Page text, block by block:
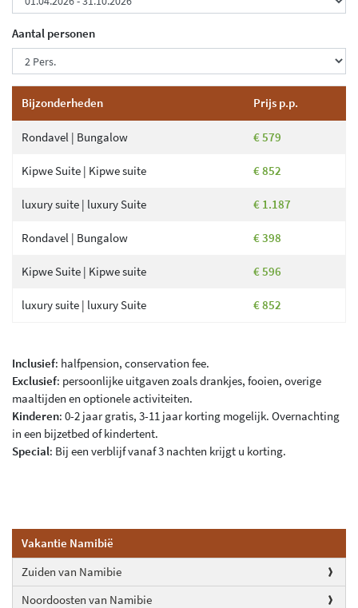
Vakantie Namibië
Zuiden van Namibie
Noordoosten van Namibie
Aantal personen
Bijzonderheden Prijs p.p.
Rondavel | Bungalow € 579
Kipwe Suite | Kipwe suite € 852
luxury suite | luxury Suite € 1.187
Rondavel | Bungalow € 398
Kipwe Suite | Kipwe suite € 596
luxury suite | luxury Suite € 852
Inclusief: halfpension, conservation fee.
Exclusief: persoonlijke uitgaven zoals drankjes, fooien, overige
maaltijden en optionele activiteiten.
Kinderen: 0-2 jaar gratis, 3-11 jaar korting mogelijk. Overnachting
in een bijzetbed of kindertent.
Special: Bij een verblijf vanaf 3 nachten krijgt u korting.